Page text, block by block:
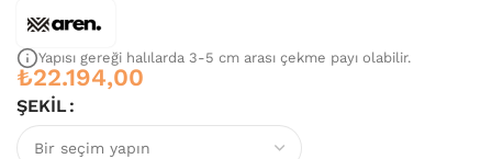
Yapısı gereği halılarda 3-5 cm arası çekme payı olabilir.
₺22.194,00
ŞEKIL